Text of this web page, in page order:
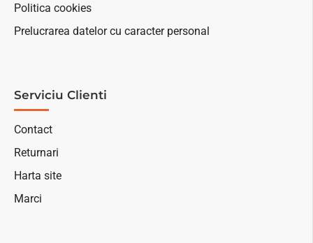
Politica cookies
Prelucrarea datelor cu caracter personal
Serviciu Clienti
Contact
Returnari
Harta site
Marci